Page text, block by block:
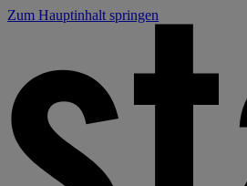
Zum Hauptinhalt springen